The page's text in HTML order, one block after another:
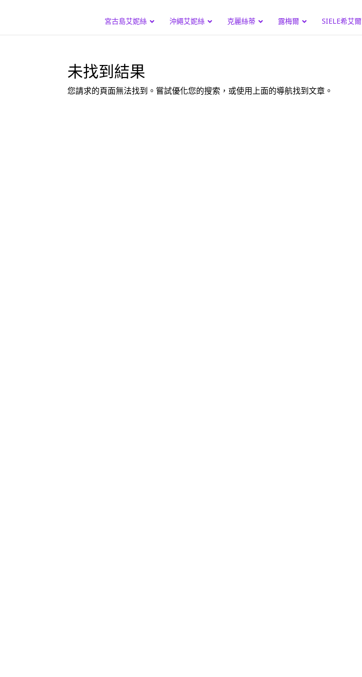
宮古島艾妮絲 沖繩艾妮絲 克麗絲蒂 露梅爾 SIELE希艾爾
未找到結果
您請求的頁面無法找到。嘗試優化您的搜索，或使用上面的導航找到文章。